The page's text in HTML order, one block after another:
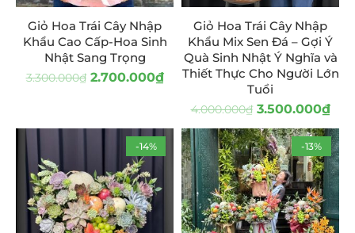
Giỏ Hoa Trái Cây Nhập
Khẩu Cao Cấp-Hoa Sinh
Nhật Sang Trọng
3.300.000₫ 2.700.000₫
Giỏ Hoa Trái Cây Nhập
Khẩu Mix Sen Đá – Gợi Ý
Quà Sinh Nhật Ý Nghĩa và
Thiết Thực Cho Người Lớn
Tuổi
4.000.000₫ 3.500.000₫
-14% -13%